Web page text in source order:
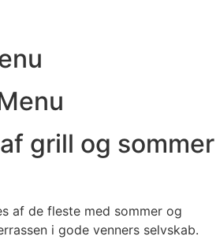
grill og sommer
af de fleste med sommer og
i gode venners selvskab.